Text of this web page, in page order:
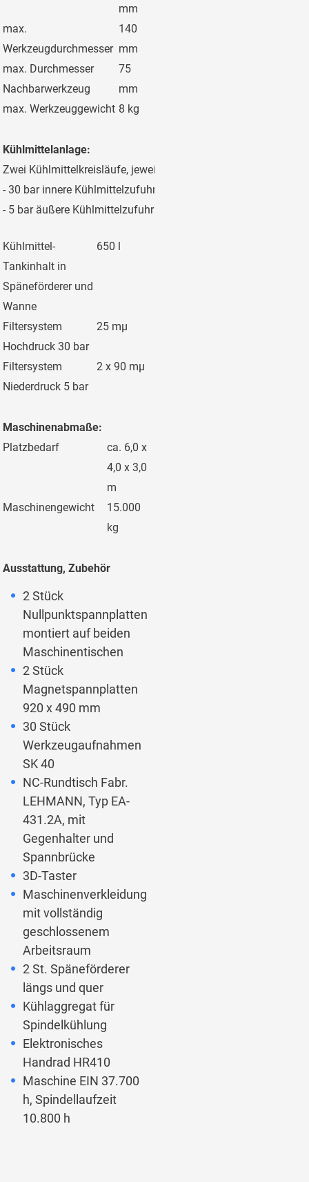
mm
max.
Werkzeugdurchmesser
140
mm
max. Durchmesser
Nachbarwerkzeug
75
mm
max. Werkzeuggewicht 8 kg
Kühlmittelanlage:
Zwei Kühlmittelkreisläufe, jeweils mit eigener Filtereinheit:
- 30 bar innere Kühlmittelzufuhr durch die Spindel
- 5 bar äußere Kühlmittelzufuhr über Brausekranz (4Düsen)
Kühlmittel-
Tankinhalt in
Späneförderer und
Wanne
650 l
Filtersystem
Hochdruck 30 bar
25 mµ
Filtersystem
Niederdruck 5 bar
2 x 90 mµ
Maschinenabmaße:
Platzbedarf
ca. 6,0 x
4,0 x 3,0
m
Maschinengewicht
15.000
kg
Ausstattung, Zubehör
2 Stück
Nullpunktspannplatten
montiert auf beiden
Maschinentischen
2 Stück
Magnetspannplatten
920 x 490 mm
30 Stück
Werkzeugaufnahmen
SK 40
NC-Rundtisch Fabr.
LEHMANN, Typ EA-
431.2A, mit
Gegenhalter und
Spannbrücke
3D-Taster
Maschinenverkleidung
mit vollständig
geschlossenem
Arbeitsraum
2 St. Späneförderer
längs und quer
Kühlaggregat für
Spindelkühlung
Elektronisches
Handrad HR410
Maschine EIN 37.700
h, Spindellaufzeit
10.800 h